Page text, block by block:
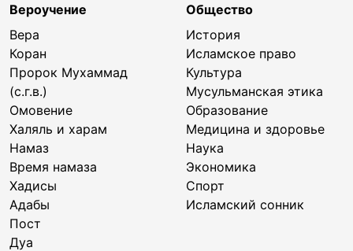
Вероучение
Вера
Коран
Пророк Мухаммад
(с.г.в.)
Омовение
Халяль и харам
Намаз
Время намаза
Хадисы
Адабы
Пост
Дуа
Общество
История
Исламское право
Культура
Мусульманская этика
Образование
Медицина и здоровье
Наука
Экономика
Спорт
Исламский сонник